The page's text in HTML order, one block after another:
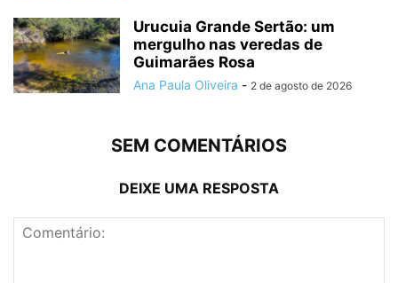
Urucuia Grande Sertão: um
mergulho nas veredas de
Guimarães Rosa
Ana Paula Oliveira - 2 de agosto de 2026
SEM COMENTÁRIOS
DEIXE UMA RESPOSTA